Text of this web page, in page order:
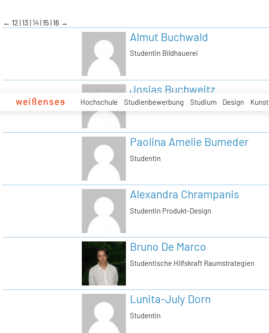
Hochschule Studienbewerbung Studium Design Kunst
← 12 13 14 15 16 →
Almut Buchwald
Studentin Bildhauerei
Josias Buchweitz
Student Bildhauerei
Paolina Amelie Bumeder
Studentin
Alexandra Chrampanis
Studentin Produkt-Design
Bruno De Marco
Studentische Hilfskraft Raumstrategien
Lunita-July Dorn
Studentin